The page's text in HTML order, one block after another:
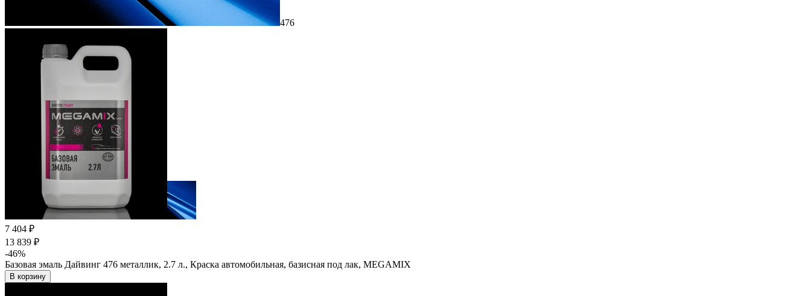
476
7 404 ₽
13 839 ₽
-46%
Базовая эмаль Дайвинг 476 металлик, 2.7 л., Краска автомобильная, базисная под лак, MEGAMIX
В корзину